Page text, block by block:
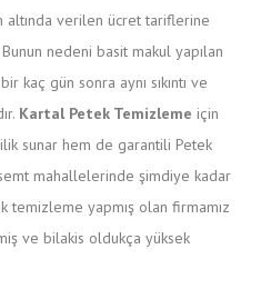
altında verilen ücret tariflerine
nedeni basit makul yapılan
gün sonra aynı sıkıntı ve
Kartal Petek Temizleme için
sunar hem de garantili Petek
mahallelerinde şimdiye kadar
temizleme yapmış olan firmamız
ve bilakis oldukça yüksek